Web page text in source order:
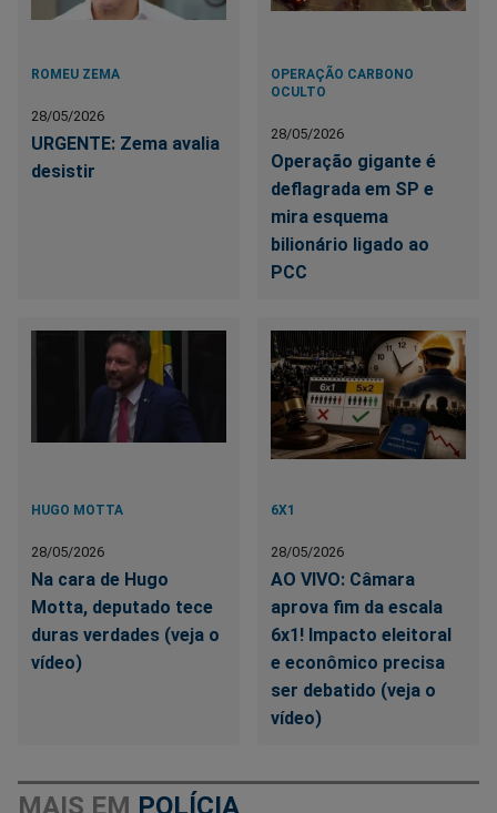
ROMEU ZEMA
28/05/2026
URGENTE: Zema avalia
desistir
OPERAÇÃO CARBONO
OCULTO
28/05/2026
Operação gigante é
deflagrada em SP e
mira esquema
bilionário ligado ao
PCC
HUGO MOTTA
28/05/2026
Na cara de Hugo
Motta, deputado tece
duras verdades (veja o
vídeo)
6X1
28/05/2026
AO VIVO: Câmara
aprova fim da escala
6x1! Impacto eleitoral
e econômico precisa
ser debatido (veja o
vídeo)
MAIS EM POLÍCIA